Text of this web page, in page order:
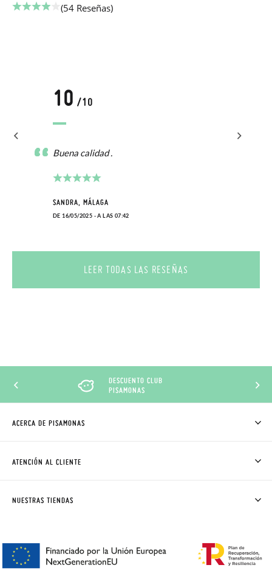
(54 Reseñas)
10 /10
Buena calidad .
SANDRA, MÁLAGA
DE 16/05/2025 - A LAS 07:42
LEER TODAS LAS RESEÑAS
DESCUENTO CLUB
PISAMONAS
ACERCA DE PISAMONAS
CÓMO COMPRAR
AVISO LEGAL, PRIVACIDAD Y COOKIES
ATENCIÓN AL CLIENTE
PREGUNTAS FRECUENTES
NUESTRAS TIENDAS